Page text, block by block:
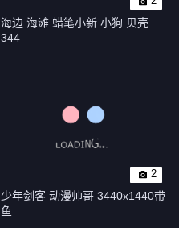
海边 海滩 蜡笔小新 小狗 贝壳
344
2
少年剑客 动漫帅哥 3440x1440带
鱼